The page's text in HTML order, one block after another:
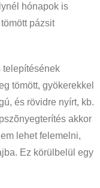
hónapok is
pázsit
telepítésének
tömött, gyökerekkel
és rövidre nyírt, kb.
akkor
lehet felemelni,
Ez körülbelül egy